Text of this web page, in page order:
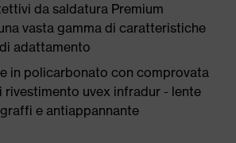
da saldatura Premium
vasta gamma di caratteristiche
adattamento
in policarbonato con comprovata
rivestimento uvex infradur - lente
e antiappannante